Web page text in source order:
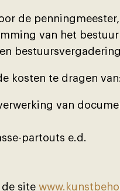
de
van het
kosten te dragen van:
van
partouts e.d.
site